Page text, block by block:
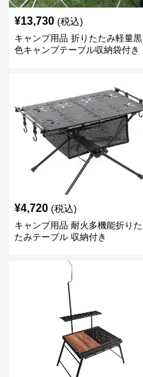
¥13,730 (税込)
キャンプ用品 折りたたみ軽量黒
色キャンプテーブル収納袋付き
¥4,720 (税込)
キャンプ用品 耐火多機能折りた
たみテーブル 収納付き